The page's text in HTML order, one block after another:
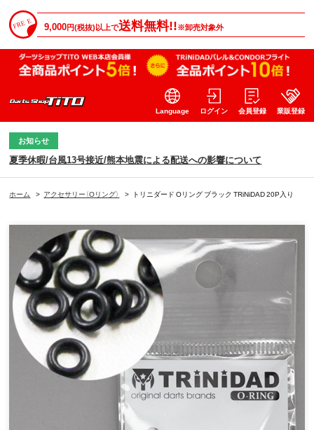
9,000円(税抜)以上で送料無料!!※卸売対象外
Language ログイン 会員登録 業販登録
お知らせ
夏季休暇/台風13号接近/熊本地震による配送への影響について
ホーム > アクセサリー（Oリング） > トリニダード Oリング ブラック TRiNiDAD 20P入り